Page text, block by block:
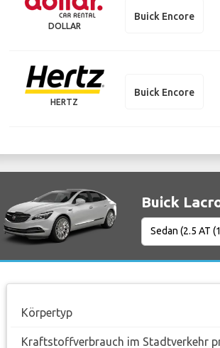
DOLLAR
Buick Encore
HERTZ
Buick Encore
Buick
Körpertyp
Kraftstoffverbrauch im Stadtverkehr